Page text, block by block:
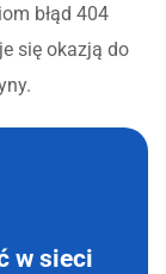
błąd 404
się okazją do
w sieci